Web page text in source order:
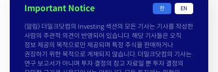
Important Notice 한 EN
(알림) 더밀크닷컴의 Investing 섹션의 모든 기사는 기사를 작성한
사람의 주관적 의견이 반영되어 있습니다. 해당 기사들은 오직
정보 제공의 목적으로만 제공되며 특정 주식을 판매하거나
권장하기 위한 목적으로 게재되지 않습니다. 더밀크닷컴의 기사는
연구 보고서가 아니며 투자 결정의 참고 자료일 뿐 투자 결정의